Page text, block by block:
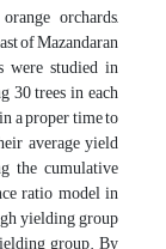
orchards,
of Mazandaran
were studied in
30 trees in each
a proper time to
average yield
the cumulative
ratio model in
yielding group